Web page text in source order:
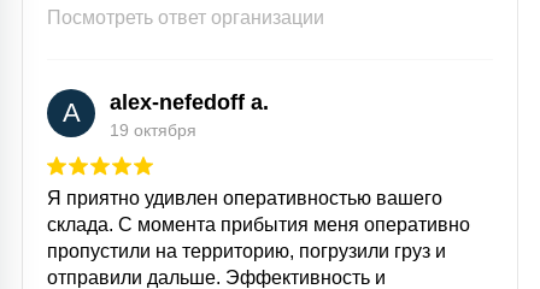
Посмотреть ответ организации
A alex-nefedoff a.
19 октября
Я приятно удивлен оперативностью вашего
склада. С момента прибытия меня оперативно
пропустили на территорию, погрузили груз и
отправили дальше. Эффективность и